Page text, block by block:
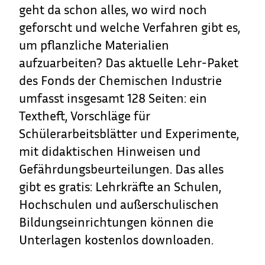
geht da schon alles, wo wird noch
geforscht und welche Verfahren gibt es,
um pflanzliche Materialien
aufzuarbeiten? Das aktuelle Lehr-Paket
des Fonds der Chemischen Industrie
umfasst insgesamt 128 Seiten: ein
Textheft, Vorschläge für
Schülerarbeitsblätter und Experimente,
mit didaktischen Hinweisen und
Gefährdungsbeurteilungen. Das alles
gibt es gratis: Lehrkräfte an Schulen,
Hochschulen und außerschulischen
Bildungseinrichtungen können die
Unterlagen kostenlos downloaden.